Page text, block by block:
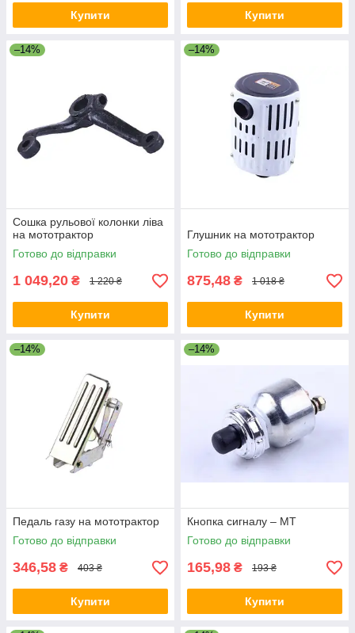
Купити Купити
–14%
Сошка рульової колонки ліва
на мототрактор
Готово до відправки
1 049,20 ₴ 1 220 ₴
Купити
–14%
Глушник на мототрактор
Готово до відправки
875,48 ₴ 1 018 ₴
Купити
–14%
Педаль газу на мототрактор
Готово до відправки
346,58 ₴ 403 ₴
Купити
–14%
Кнопка сигналу – МТ
Готово до відправки
165,98 ₴ 193 ₴
Купити